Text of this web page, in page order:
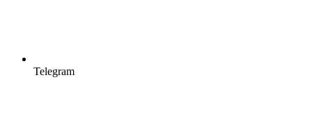
Telegram